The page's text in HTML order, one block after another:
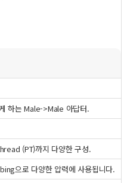
하는 Male->Male 아답터.
(PT)까지 다양한 구성.
으로 다양한 압력에 사용됩니다.